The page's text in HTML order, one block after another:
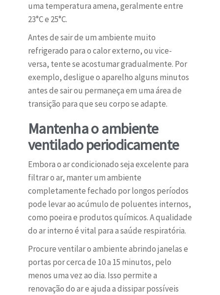
uma temperatura amena, geralmente entre
23°C e 25°C.
Antes de sair de um ambiente muito
refrigerado para o calor externo, ou vice-
versa, tente se acostumar gradualmente. Por
exemplo, desligue o aparelho alguns minutos
antes de sair ou permaneça em uma área de
transição para que seu corpo se adapte.
Mantenha o ambiente
ventilado periodicamente
Embora o ar condicionado seja excelente para
filtrar o ar, manter um ambiente
completamente fechado por longos períodos
pode levar ao acúmulo de poluentes internos,
como poeira e produtos químicos. A qualidade
do ar interno é vital para a saúde respiratória.
Procure ventilar o ambiente abrindo janelas e
portas por cerca de 10 a 15 minutos, pelo
menos uma vez ao dia. Isso permite a
renovação do ar e ajuda a dissipar possíveis